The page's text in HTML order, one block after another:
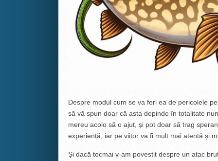
Despre modul cum se va feri ea de pericolele
să vă spun doar că asta depinde în totalitate
mereu acolo să o ajut, și pot doar să trag
experiență, iar pe viitor va fi mult mai atentă și
Și dacă tocmai v-am povestit despre un atac